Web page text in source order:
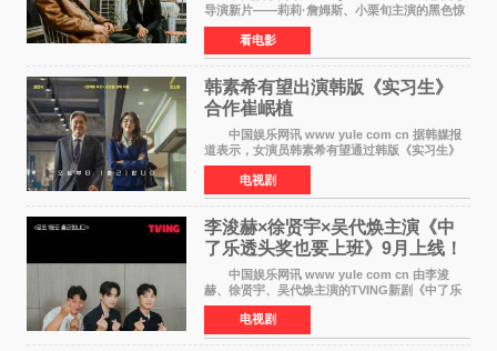
导演新片——莉莉·詹姆斯、小栗旬主演的黑色惊
悚电影《坏中尉：东京》首曝剧照。继阿贝尔·费
拉拉&times;哈威·凯特尔的1992年《坏中尉》和
沃纳·赫
看电影
韩素希有望出演韩版《实习生》
合作崔岷植
中国娱乐网讯 www yule com cn 据韩媒报
道表示，女演员韩素希有望通过韩版《实习生》
回归荧幕，合作前辈演员崔岷植。 根据消息
表示，演员韩素希目前已经结束了电视剧《Y计
划》的拍摄工
电视剧
李浚赫×徐贤宇×吴代焕主演《中
了乐透头奖也要上班》9月上线！
TVING先网后台
中国娱乐网讯 www yule com cn 由李浚
赫、徐贤宇、吴代焕主演的TVING新剧《中了乐
透头奖也要上班》定档9月10日播出，随后于9月
14日起登陆tvN月火档，实现先网后台双平台播出
模式。 本剧改
电视剧